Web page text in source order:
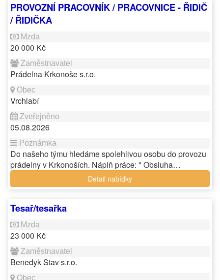
PROVOZNÍ PRACOVNÍK / PRACOVNICE - ŘIDIČ
/ ŘIDIČKA
20 000 Kč
Prádelna Krkonoše s.r.o.
Vrchlabí
05.08.2026
Do našeho týmu hledáme spolehlivou osobu do provozu
prádelny v Krkonoších. Náplň práce: " Obsluha…
Detail nabídky
Tesař/tesařka
23 000 Kč
Benedyk Stav s.r.o.